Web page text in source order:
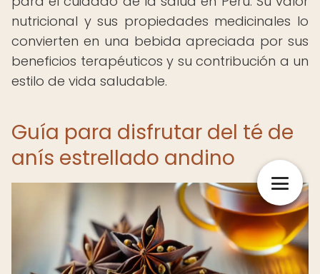
nutricional y sus propiedades medicinales lo
convierten en una bebida apreciada por sus
beneficios terapéuticos y su contribución a un
estilo de vida saludable.
Guía para disfrutar del té de
anís estrellado andino